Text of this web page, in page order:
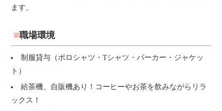
ます。
職場環境
制服貸与（ポロシャツ・Tシャツ・パーカー・ジャケッ
ト）
給茶機、自販機あり！コーヒーやお茶を飲みながらリラ
ックス！